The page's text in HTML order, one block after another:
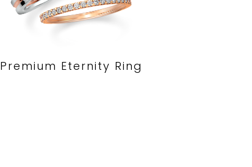
Premium Eternity Ring